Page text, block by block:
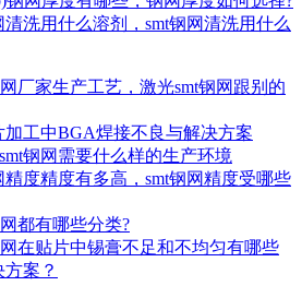
清洗用什么溶剂，smt钢网清洗用什么
厂家生产工艺，激光smt钢网跟别的
加工中BGA焊接不良与解决方案
钢网需要什么样的生产环境
精度精度有多高，smt钢网精度受哪些
都有哪些分类?
在贴片中锡膏不足和不均匀有哪些
案？